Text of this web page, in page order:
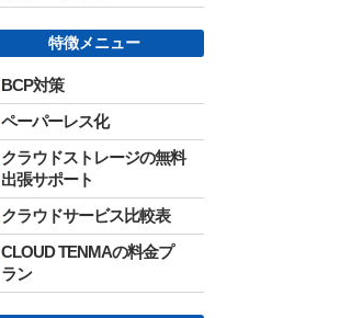
特徴メニュー
BCP対策
ペーパーレス化
クラウドストレージの無料
出張サポート
クラウドサービス比較表
CLOUD TENMAの料金プ
ラン